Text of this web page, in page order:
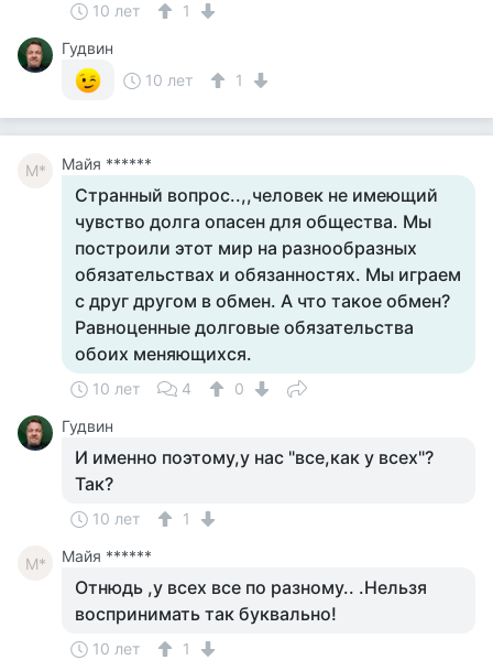
10 лет
1
Гудвин
10 лет
1
М* Майя ******
Странный вопрос..,,человек не имеющий
чувство долга опасен для общества. Мы
построили этот мир на разнообразных
обязательствах и обязанностях. Мы играем
с друг другом в обмен. А что такое обмен?
Равноценные долговые обязательства
обоих меняющихся.
10 лет 4
0
Гудвин
И именно поэтому,у нас "все,как у всех"?
Так?
10 лет 1
М* Майя ******
Отнюдь ,у всех все по разному.. .Нельзя
воспринимать так буквально!
10 лет
1